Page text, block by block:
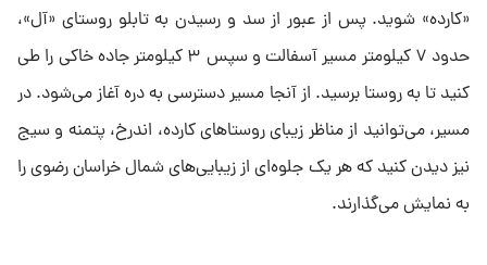
«کارده» شوید. پس از عبور از سد و رسیدن به تابلو روستای «آل»،
حدود ۷ کیلومتر مسیر آسفالت و سپس ۳ کیلومتر جاده خاکی را طی
کنید تا به روستا برسید. از آنجا مسیر دسترسی به دره آغاز می‌شود. در
مسیر، می‌توانید از مناظر زیبای روستاهای کارده، اندرخ، پتمنه و سیج
نیز دیدن کنید که هر یک جلوه‌ای از زیبایی‌های شمال خراسان رضوی را
به نمایش می‌گذارند.